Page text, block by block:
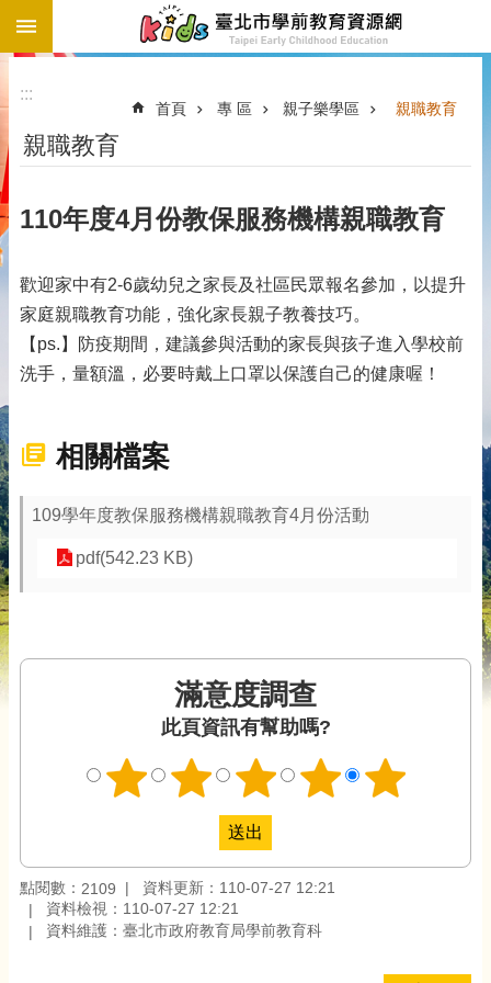
跳到主要內容區塊
:::
首頁 專 區 親子樂學區 親職教育
親職教育
110年度4月份教保服務機構親職教育
歡迎家中有2-6歲幼兒之家長及社區民眾報名參加，以提升
家庭親職教育功能，強化家長親子教養技巧。
【ps.】防疫期間，建議參與活動的家長與孩子進入學校前
洗手，量額溫，必要時戴上口罩以保護自己的健康喔！
相關檔案
109學年度教保服務機構親職教育4月份活動
pdf(542.23 KB)
滿意度調查
此頁資訊有幫助嗎?
點閱數： 2109
資料更新：110-07-27 12:21
資料檢視：110-07-27 12:21
資料維護：臺北市政府教育局學前教育科